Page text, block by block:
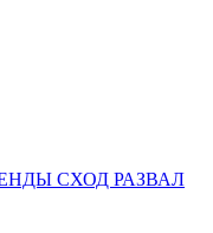
СХОД РАЗВАЛ